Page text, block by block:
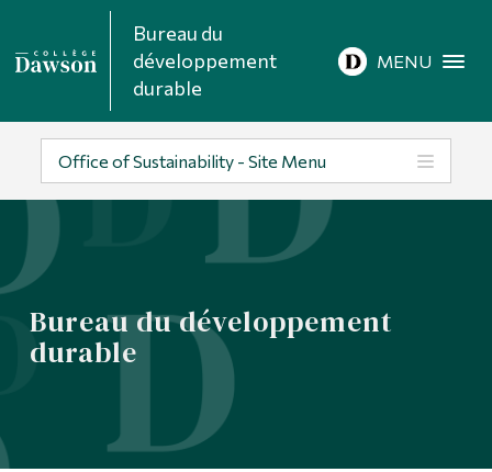
Bureau du
développement
durable
MENU
Office of Sustainability - Site Menu
Bureau du développement
durable
Recherche sur le site
Recherche de personnes
Carrières
Liens rapides